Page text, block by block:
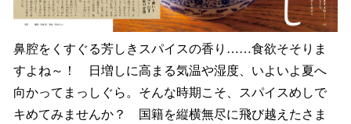
鼻腔をくすぐる芳しきスパイスの香り……食欲そそりま
すよね～！ 日増しに高まる気温や湿度、いよいよ夏へ
向かってまっしぐら。そんな時期こそ、スパイスめしで
キめてみませんか？ 国籍を縦横無尽に飛び越えたさま